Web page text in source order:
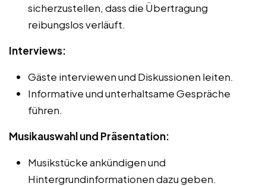
sicherzustellen, dass die Übertragung
reibungslos verläuft.
Interviews:
Gäste interviewen und Diskussionen leiten.
Informative und unterhaltsame Gespräche
führen.
Musikauswahl und Präsentation:
Musikstücke ankündigen und
Hintergrundinformationen dazu geben.